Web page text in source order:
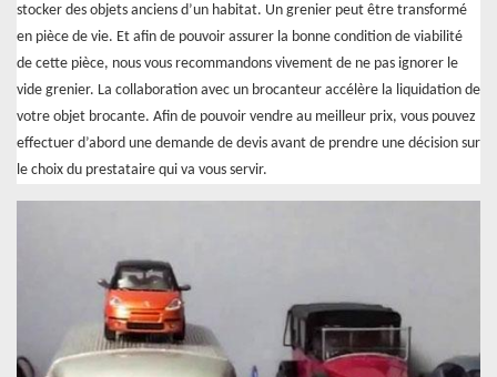
stocker des objets anciens d’un habitat. Un grenier peut être transformé
en pièce de vie. Et afin de pouvoir assurer la bonne condition de viabilité
de cette pièce, nous vous recommandons vivement de ne pas ignorer le
vide grenier. La collaboration avec un brocanteur accélère la liquidation de
votre objet brocante. Afin de pouvoir vendre au meilleur prix, vous pouvez
effectuer d’abord une demande de devis avant de prendre une décision sur
le choix du prestataire qui va vous servir.